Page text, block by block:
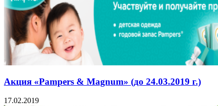
Акция «Pampers & Magnum» (до 24.03.2019 г.)
17.02.2019